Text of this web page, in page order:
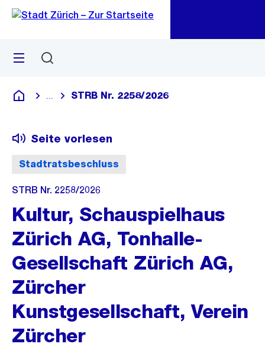
Navigation
Sprunglink
Menü
Deutsch
Blende alle Breadcrumbs ein
STRB Nr. 2258/2026
Stadtratsbeschluss
Seite vorlesen
STRB Nr. 2258/2026
Kultur, Schauspielhaus
Zürich AG, Tonhalle-
Gesellschaft Zürich AG,
Zürcher
Kunstgesellschaft, Verein
Zürcher